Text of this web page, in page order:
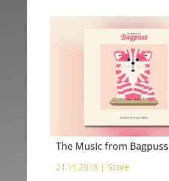
The Music from Bagpuss
21.11.2018 | Score